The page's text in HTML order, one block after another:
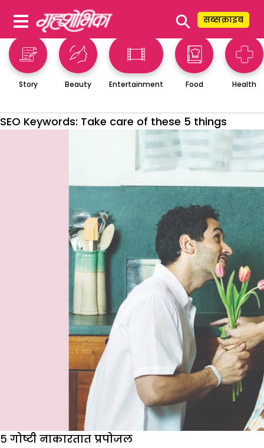
⚲ सब्सक्राइब
Story Beauty Entertainment Food Health
SEO Keywords: Take care of these 5 things
५ गोष्टी नाकारतात प्रपोजल